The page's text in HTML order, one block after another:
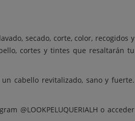
secado, corte, color, recogidos y
cortes y tintes que resaltarán tu
cabello revitalizado, sano y fuerte.
@LOOKPELUQUERIALH o acceder